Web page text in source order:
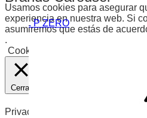
. P ZERO
Usamos cookies para asegurar
experiencia en nuestra web. Si
asumiremos que estás de
.
Cookies
Cerrar
Privacy Overview